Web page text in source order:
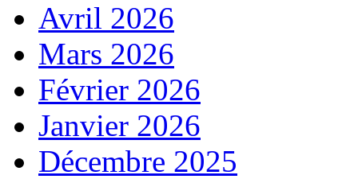
Avril 2026
Mars 2026
Février 2026
Janvier 2026
Décembre 2025